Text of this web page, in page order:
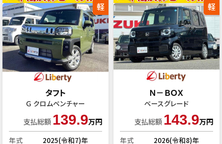
軽
タフト
Ｇ クロムベンチャー
支払総額139.9万円
年式
2025(令和7)年
軽
Ｎ－ＢＯＸ
ベースグレード
支払総額143.9万円
年式
2026(令和8)年